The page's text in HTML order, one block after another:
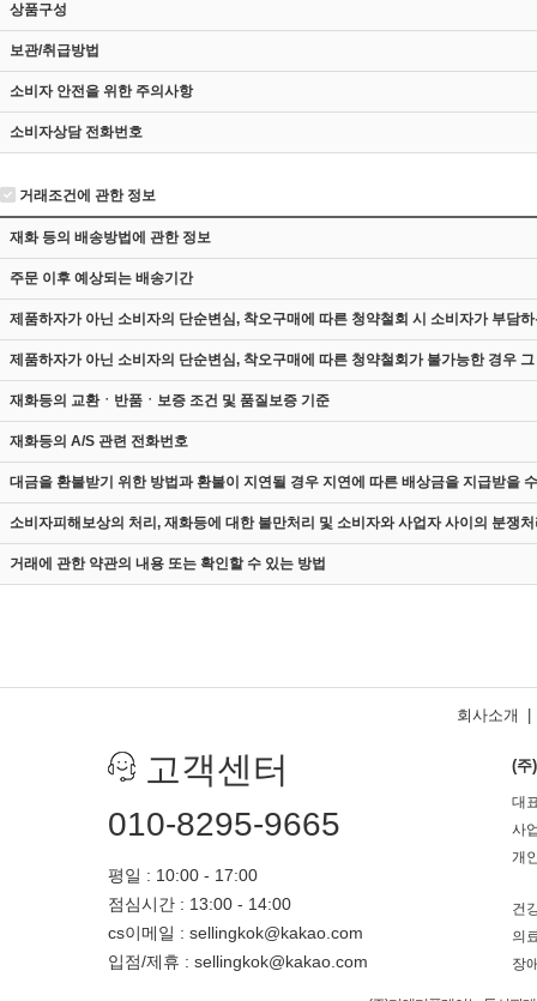
상품구성
보관/취급방법
소비자 안전을 위한 주의사항
소비자상담 전화번호
거래조건에 관한 정보
재화 등의 배송방법에 관한 정보
주문 이후 예상되는 배송기간
제품하자가 아닌 소비자의 단순변심, 착오구매에 따른 청약철회 시 소비자가 부담
제품하자가 아닌 소비자의 단순변심, 착오구매에 따른 청약철회가 불가능한 경우
재화등의 교환ㆍ반품ㆍ보증 조건 및 품질보증 기준
재화등의 A/S 관련 전화번호
대금을 환불받기 위한 방법과 환불이 지연될 경우 지연에 따른 배상금을 지급받을
소비자피해보상의 처리, 재화등에 대한 불만처리 및 소비자와 사업자 사이의 분쟁
거래에 관한 약관의 내용 또는 확인할 수 있는 방법
회사소개
고객센터
010-8295-9665
평일 : 10:00 - 17:00
점심시간 : 13:00 - 14:00
cs이메일 : sellingkok@kakao.com
입점/제휴 : sellingkok@kakao.com
(주
대
사
개
건
의
장